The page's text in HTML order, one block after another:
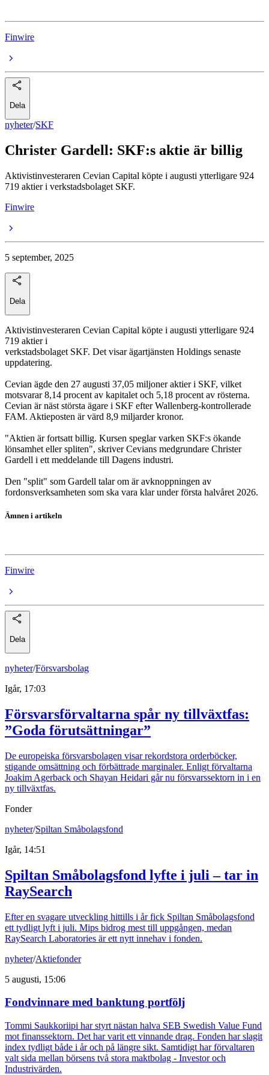
Finwire
Dela
nyheter/SKF
Christer Gardell: SKF:s aktie är billig
Aktivistinvesteraren Cevian Capital köpte i augusti ytterligare 924
719 aktier i verkstadsbolaget SKF.
Finwire
5 september, 2025
Dela
Aktivistinvesteraren Cevian Capital köpte i augusti ytterligare 924
719 aktier i
verkstadsbolaget SKF. Det visar ägartjänsten Holdings senaste
uppdatering.
Cevian ägde den 27 augusti 37,05 miljoner aktier i SKF, vilket
motsvarar 8,14 procent av kapitalet och 5,18 procent av rösterna.
Cevian är näst största ägare i SKF efter Wallenberg-kontrollerade
FAM. Aktieposten är värd 8,9 miljarder kronor.
"Aktien är fortsatt billig. Kursen speglar varken SKF:s ökande
lönsamhet eller spliten", skriver Cevians medgrundare Christer
Gardell i ett meddelande till Dagens industri.
Den "split" som Gardell talar om är avknoppningen av
fordonsverksamheten som ska vara klar under första halvåret 2026.
Ämnen i artikeln
Finwire
Dela
nyheter/Försvarsbolag
Igår, 17:03
Försvarsförvaltarna spår ny tillväxtfas:
”Goda förutsättningar”
De europeiska försvarsbolagen visar rekordstora orderböcker,
stigande omsättning och förbättrade marginaler. Enligt förvaltarna
Joakim Agerback och Shayan Heidari går nu försvarssektorn in i en
ny tillväxtfas.
Fonder
nyheter/Spiltan Småbolagsfond
Igår, 14:51
Spiltan Småbolagsfond lyfte i juli – tar in
RaySearch
Efter en svagare utveckling hittills i år fick Spiltan Småbolagsfond
ett tydligt lyft i juli. Mips bidrog mest till uppgången, medan
RaySearch Laboratories är ett nytt innehav i fonden.
nyheter/Aktiefonder
5 augusti, 15:06
Fondvinnare med banktung portfölj
Tommi Saukkoriipi har styrt nästan halva SEB Swedish Value Fund
mot finanssektorn. Det har varit ett vinnande drag. Fonden har slagit
index tydligt både i år och på längre sikt. Samtidigt har förvaltaren
valt sida mellan börsens två stora maktbolag - Investor och
Industrivärden.